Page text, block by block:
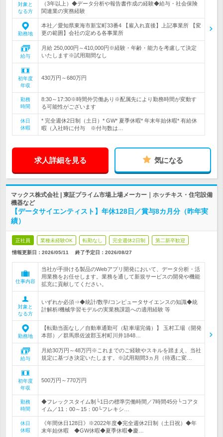
対象と
なる方
（3年以上）◆データ分析や報告書作成の経験◆給与・社会保険
関連業の実務経験
勤務地
本社／愛知県東海市新宝町33番4 【雇入れ直後】上記事業所 【変
更の範囲】会社の定める各事業所
給与
月給 250,000円～410,000円※経験・年齢・能力を考慮して決定
いたします※試用期間なし
初年度
年収
430万円～680万円
勤務
時間
8:30～17:30※時間外労働あり※配属先により勤務時間が変動す
る可能性がございます
休日
休暇
* 完全週休2日制（土日）* GW* 夏季休暇* 年末年始休暇* 有給休
暇（入社時に付与 ※付与数は…
求人詳細を見る 気になる
マックス株式会社 | 東証プライム市場上場メーカー｜ホッチキス・住宅設備
機器など
【データサイエンティスト】年休128日／賞与8カ月分（昨年実
績）
正社員 業種未経験OK 転勤なし 完全週休2日制 第二新卒歓迎
情報更新日：2026/05/11 終了予定日： 2026/08/27
仕事内容
当社が手掛ける製品のWebアプリ開発において、データ分析・活
用業務をお任せします。業務を通して新規サービスの開発や機能
拡充に貢献してください。
対象と
なる方
いずれか必須⇒◆統計/数学/コンピュータサイエンスの知識◆統
計解析/機械学習モデルの実業務課題への適用経験 等
勤務地
【転勤当面なし／自動車通勤可（駐車場完備）】 玉村工場（開発
本部）／群馬県佐波郡玉村町川井1848…
給与
月給30万円～48万円※これまでのご経験やスキルを踏まえ、当社
規定に基づき決定いたします。※試用期間3ヵ月（待遇に変…
初年度
年収
500万円～770万円
勤務
時間
◆フレックスタイム制└1日の標準労働時間／7時間45分└コアタ
イム／11：00～15：00└フレキシ…
休日
休暇
《年間休日128日》※2022年度◆完全週休2日制（土日祝）◆年
末年始休暇 ◆GW休暇◆夏季休暇◆慶…